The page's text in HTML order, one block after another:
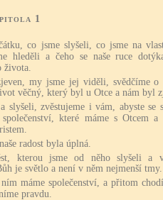
1
co jsme slyšeli, co jsme na
hleděli a čeho se naše ruce
života.
my jsme jej viděli, svědčíme o
věčný, který byl u Otce a nám byl
slyšeli, zvěstujeme i vám, abyste se
které máme s Otcem a
radost byla úplná.
kterou jsme od něho slyšeli a
je světlo a není v něm nejmenší tmy.
máme společenství, a přitom
pravdu.